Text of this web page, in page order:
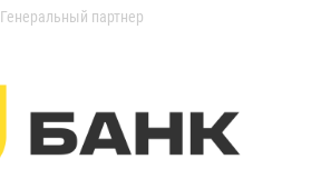
Генеральный партнер